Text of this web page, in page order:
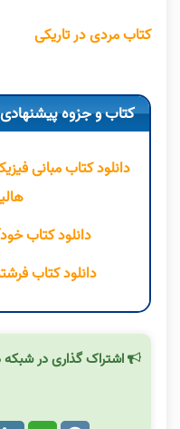
کتاب مردی در تاریکی
کتاب و جزوه پیشنهادی
دانلود کتاب مبانی
دانلود کتاب
دانلود کتاب
اشتراک گذاری در